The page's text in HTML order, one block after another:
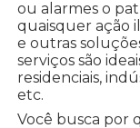
ou alarmes o
quaisquer ação
e outras
serviços são
residenciais,
etc.
Você busca por